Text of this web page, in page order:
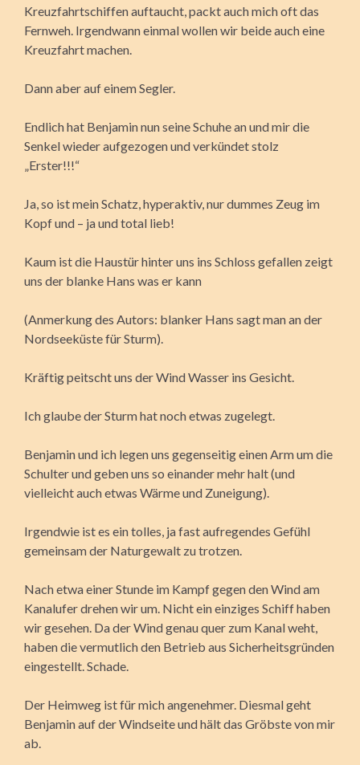
Kreuzfahrtschiffen auftaucht, packt auch mich oft das
Fernweh. Irgendwann einmal wollen wir beide auch eine
Kreuzfahrt machen.
Dann aber auf einem Segler.
Endlich hat Benjamin nun seine Schuhe an und mir die
Senkel wieder aufgezogen und verkündet stolz
„Erster!!!“
Ja, so ist mein Schatz, hyperaktiv, nur dummes Zeug im
Kopf und – ja und total lieb!
Kaum ist die Haustür hinter uns ins Schloss gefallen zeigt
uns der blanke Hans was er kann
(Anmerkung des Autors: blanker Hans sagt man an der
Nordseeküste für Sturm).
Kräftig peitscht uns der Wind Wasser ins Gesicht.
Ich glaube der Sturm hat noch etwas zugelegt.
Benjamin und ich legen uns gegenseitig einen Arm um die
Schulter und geben uns so einander mehr halt (und
vielleicht auch etwas Wärme und Zuneigung).
Irgendwie ist es ein tolles, ja fast aufregendes Gefühl
gemeinsam der Naturgewalt zu trotzen.
Nach etwa einer Stunde im Kampf gegen den Wind am
Kanalufer drehen wir um. Nicht ein einziges Schiff haben
wir gesehen. Da der Wind genau quer zum Kanal weht,
haben die vermutlich den Betrieb aus Sicherheitsgründen
eingestellt. Schade.
Der Heimweg ist für mich angenehmer. Diesmal geht
Benjamin auf der Windseite und hält das Gröbste von mir
ab.